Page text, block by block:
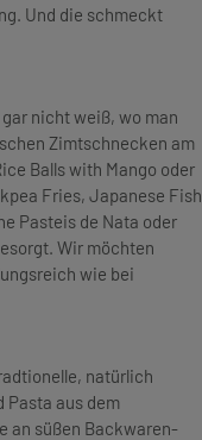
Und die schmeckt
nicht weiß, wo man
Zimtschnecken am
Balls with Mango oder
Fries, Japanese Fish
Pasteis de Nata oder
Wir möchten
wie bei
natürlich
Pasta aus dem
an süßen Backwaren-